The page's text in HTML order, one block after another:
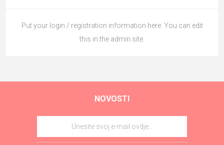
Put your login / registration information here. You can edit
this in the admin site.
NOVOSTI